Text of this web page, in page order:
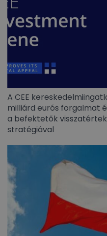
A CEE
milliárd eurós forgalmat
a befektetők
stratégiával